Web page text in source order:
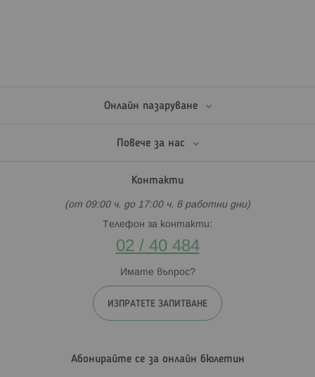
Онлайн пазаруване
Повече за нас
Контакти
(от 09:00 ч. до 17:00 ч. в работни дни)
Телефон за контакти:
02 / 40 484
Имате въпрос?
ИЗПРАТЕТЕ ЗАПИТВАНЕ
Абонирайте се за онлайн бюлетин